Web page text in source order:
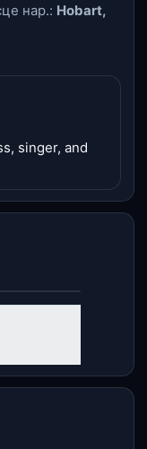
нар.: Hobart,
singer, and